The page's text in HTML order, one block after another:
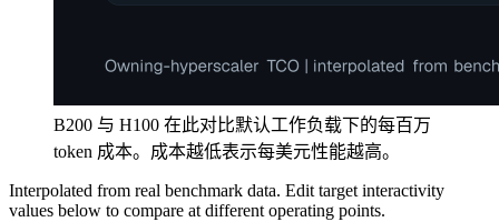
B200 与 H100 在此对比默认工作负载下的每百万
token 成本。成本越低表示每美元性能越高。
Interpolated from real benchmark data. Edit target interactivity
values below to compare at different operating points.